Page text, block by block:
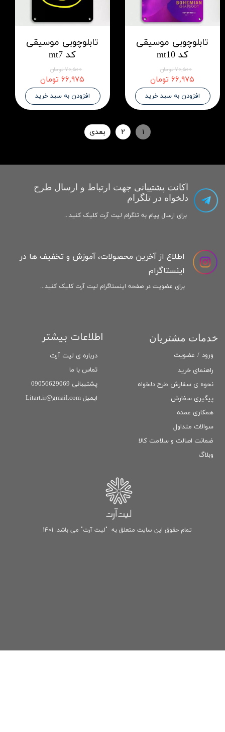
تابلوچوبی موسیقی
کد mt10
۷۰,۵۰۰ تومان
۶۶,۹۷۵ تومان
افزودن به سبد خرید
تابلوچوبی موسیقی
کد mt7
۷۰,۵۰۰ تومان
۶۶,۹۷۵ تومان
افزودن به سبد خرید
۱ ۲ بعدی
راهنمای خرید
نحوه ی سفارش طرح دلخواه
پیگیری سفارش
همکاری عمده
سوالات متداول
ضمانت اصالت و سلامت كالا
وبلاگ
خدمات مشتریان
اکانت پشتیبانی جهت ارتباط و ارسال طرح
دلخواه در تلگرام
برای ارسال پیام به تلگرام لیت آرت کلیک کنید...
اطلاعات بیشتر
درباره ی لیت آرت
تماس با ما
پشتیبانی 09056629069
ایمیل Litart.ir@gmail.com
تمام حقوق این سایت متعلق به "لیت آرت" می باشد. 1401
اطلاع از آخرین محصولات، آموزش و تخفیف ها در
اینستاگرام
برای عضویت در صفحه اینستاگرام لیت آرت کلیک کنید...
ورود / عضویت